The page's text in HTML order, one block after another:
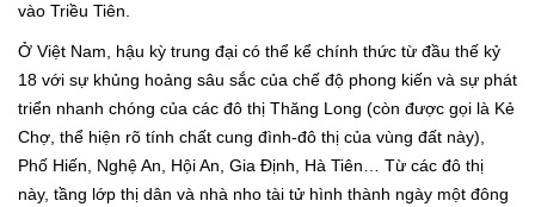
vào Triều Tiên.
Ở Việt Nam, hậu kỳ trung đại có thể kể chính thức từ đầu thế kỷ
18 với sự khủng hoảng sâu sắc của chế độ phong kiến và sự phát
triển nhanh chóng của các đô thị Thăng Long (còn được gọi là Kẻ
Chợ, thể hiện rõ tính chất cung đình-đô thị của vùng đất này),
Phố Hiến, Nghệ An, Hội An, Gia Định, Hà Tiên… Từ các đô thị
này, tầng lớp thị dân và nhà nho tài tử hình thành ngày một đông